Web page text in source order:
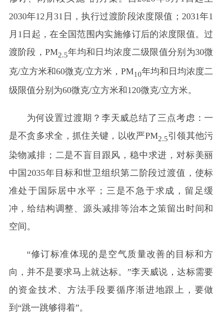
2030年12月31日，执行过渡阶段浓度限值；2031年1
月1日起，在全国范围内实施修订后的浓度限值。过
渡阶段，PM2.5年均和日均浓度二级限值分别为30微
克/立方米和60微克/立方米，PM10年均和日均浓度二
级限值分别为60微克/立方米和120微克/立方米。
为何设置过渡期？李天威总结了三点考虑：一
是不贪多求全，抓住关键，以收严PM2.5引领其他污
染物减排；二是不盲目跟风，稳中求进，对标美丽
中国2035年目标和世卫组织第二阶段过渡值，使标
准处于国际居中水平；三是不急于求成，留足缓
冲，给结构调整、源头减排等治本之策留出时间和
空间。
“修订标准体现的是空气质量改善的目标和方
向，并不是要求马上就达标。”李天威说，达标需要
的资金技术、方法手段要循序渐进地跟上，要做
到“跳一跳够得着”。